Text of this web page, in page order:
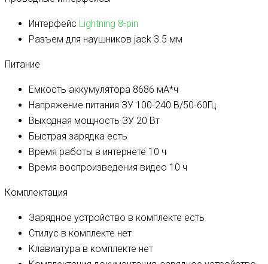
Интерфейс Lightning 8-pin
Разъем для наушников jack 3.5 мм
Питание
Емкость аккумулятора 8686 мА*ч
Напряжение питания ЗУ 100-240 В/50-60Гц
Выходная мощность ЗУ 20 Вт
Быстрая зарядка есть
Время работы в интернете 10 ч
Время воспроизведения видео 10 ч
Комплектация
Зарядное устройство в комплекте есть
Стилус в комплекте нет
Клавиатура в комплекте нет